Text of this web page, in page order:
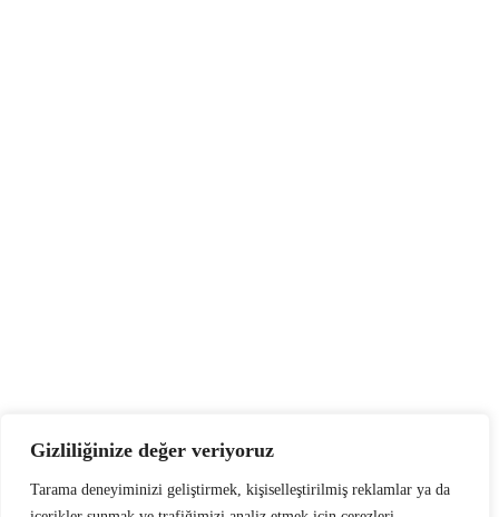
Gizliliğinize değer veriyoruz
Tarama deneyiminizi geliştirmek, kişiselleştirilmiş reklamlar ya da